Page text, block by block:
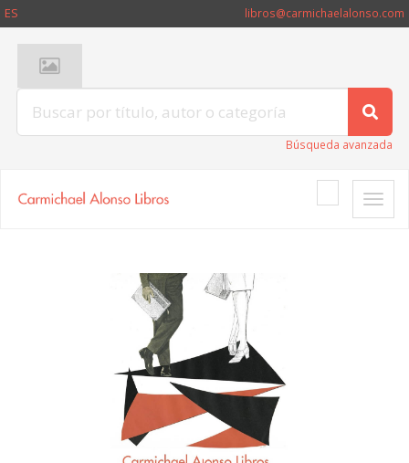
ES libros@carmichaelalonso.com
Búsqueda avanzada
Toggle